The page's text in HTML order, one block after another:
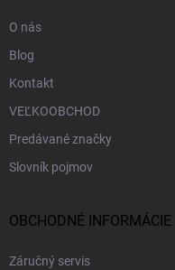
O nás
Blog
Kontakt
VEĽKOOBCHOD
Predávané značky
Slovník pojmov
OBCHODNÉ INFORMÁCIE
Záručný servis